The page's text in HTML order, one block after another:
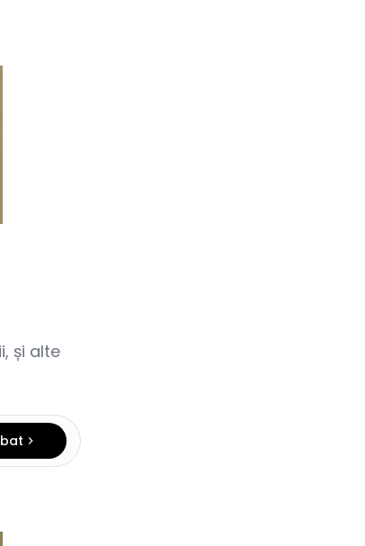
și alte